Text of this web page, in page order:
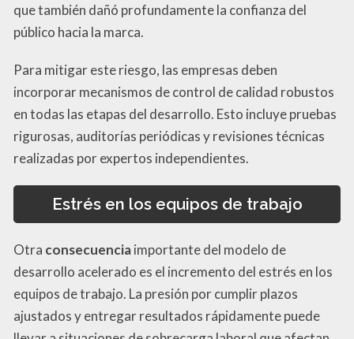
que también dañó profundamente la confianza del
público hacia la marca.
Para mitigar este riesgo, las empresas deben
incorporar mecanismos de control de calidad robustos
en todas las etapas del desarrollo. Esto incluye pruebas
rigurosas, auditorías periódicas y revisiones técnicas
realizadas por expertos independientes.
Estrés en los equipos de trabajo
Otra consecuenciaimportante del modelo de
desarrollo acelerado es el incremento del estrés en los
equipos de trabajo. La presión por cumplir plazos
ajustados y entregar resultados rápidamente puede